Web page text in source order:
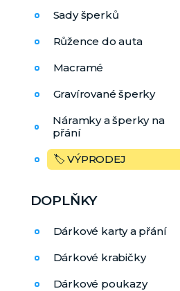
Sady šperků
Růžence do auta
Macramé
Gravírované šperky
Náramky a šperky na
přání
🏷️ VÝPRODEJ
DOPLŇKY
Dárkové karty a přání
Dárkové krabičky
Dárkové poukazy